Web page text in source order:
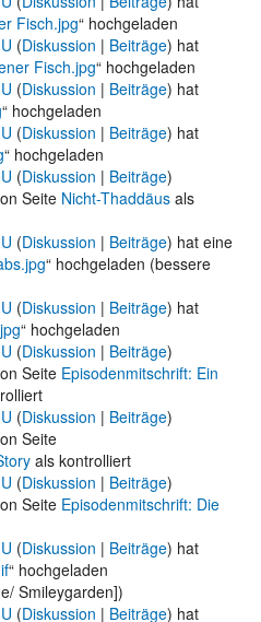
Fisch.jpg“ hochgeladen
(Diskussion | Beiträge) hat
Fisch.jpg“ hochgeladen
(Diskussion | Beiträge) hat
“ hochgeladen
(Diskussion | Beiträge) hat
“ hochgeladen
(Diskussion | Beiträge)
Seite Nicht-Thaddäus als
(Diskussion | Beiträge) hat eine
“ hochgeladen (bessere
(Diskussion | Beiträge) hat
“ hochgeladen
(Diskussion | Beiträge)
Seite Episodenmitschrift: Ein
(Diskussion | Beiträge)
Seite
als kontrolliert
(Diskussion | Beiträge)
Seite Episodenmitschrift: Die
(Diskussion | Beiträge) hat
“ hochgeladen
Smileygarden])
(Diskussion | Beiträge) hat